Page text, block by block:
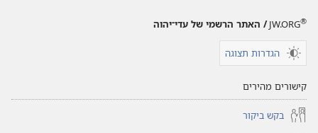
JW.ORG® / האתר הרשמי של עדי־יהוה
הגדרות תצוגה
קישורים מהירים
בקש ביקור